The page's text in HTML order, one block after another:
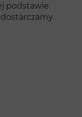
podstawie